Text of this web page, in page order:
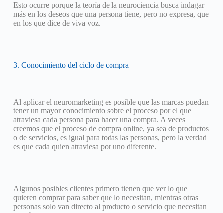
Esto ocurre porque la teoría de la neurociencia busca indagar
más en los deseos que una persona tiene, pero no expresa, que
en los que dice de viva voz.
3. Conocimiento del ciclo de compra
Al aplicar el neuromarketing es posible que las marcas puedan
tener un mayor conocimiento sobre el proceso por el que
atraviesa cada persona para hacer una compra. A veces
creemos que el proceso de compra online, ya sea de productos
o de servicios, es igual para todas las personas, pero la verdad
es que cada quien atraviesa por uno diferente.
Algunos posibles clientes primero tienen que ver lo que
quieren comprar para saber que lo necesitan, mientras otras
personas solo van directo al producto o servicio que necesitan